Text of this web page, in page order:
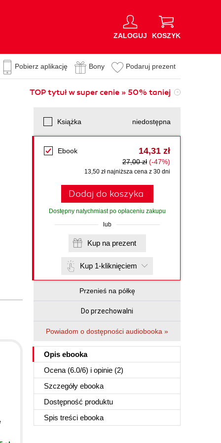
ZALOGUJ KOSZYK
Pobierz aplikację Bony Podaruj prezent
TOP tytuł w super cenie » 50% taniej
Książka niedostępna
Ebook 14,31 zł
27,00 zł (-47%)
13,50 zł najniższa cena z 30 dni
Dodaj do koszyka
Dostępny natychmiast po opłaceniu zakupu
lub
Kup na prezent
Kup 1-kliknięciem
Przenieś na półkę
Do przechowalni
Powiadom o dostępności audiobooka »
Opis ebooka
Ocena (6.0/6) i opinie (2)
Szczegóły ebooka
Dostępność produktu
Spis treści ebooka